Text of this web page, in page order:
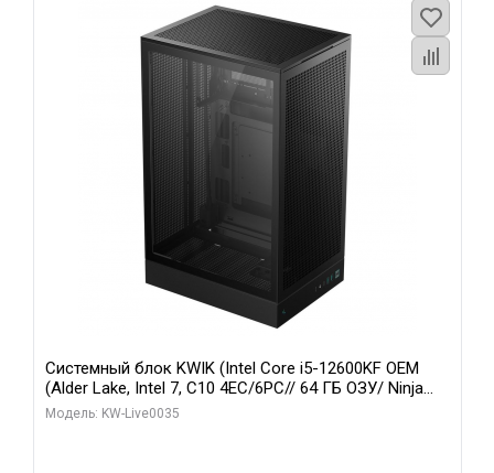
Системный блок KWIK (Intel Core i5-12600KF OEM
(Alder Lake, Intel 7, C10 4EC/6PC// 64 ГБ ОЗУ/ Ninja
Sinotex GTX1650 4GB 128bit GDDR6 DVI DP HDMI 2/
Модель: KW-Live0035